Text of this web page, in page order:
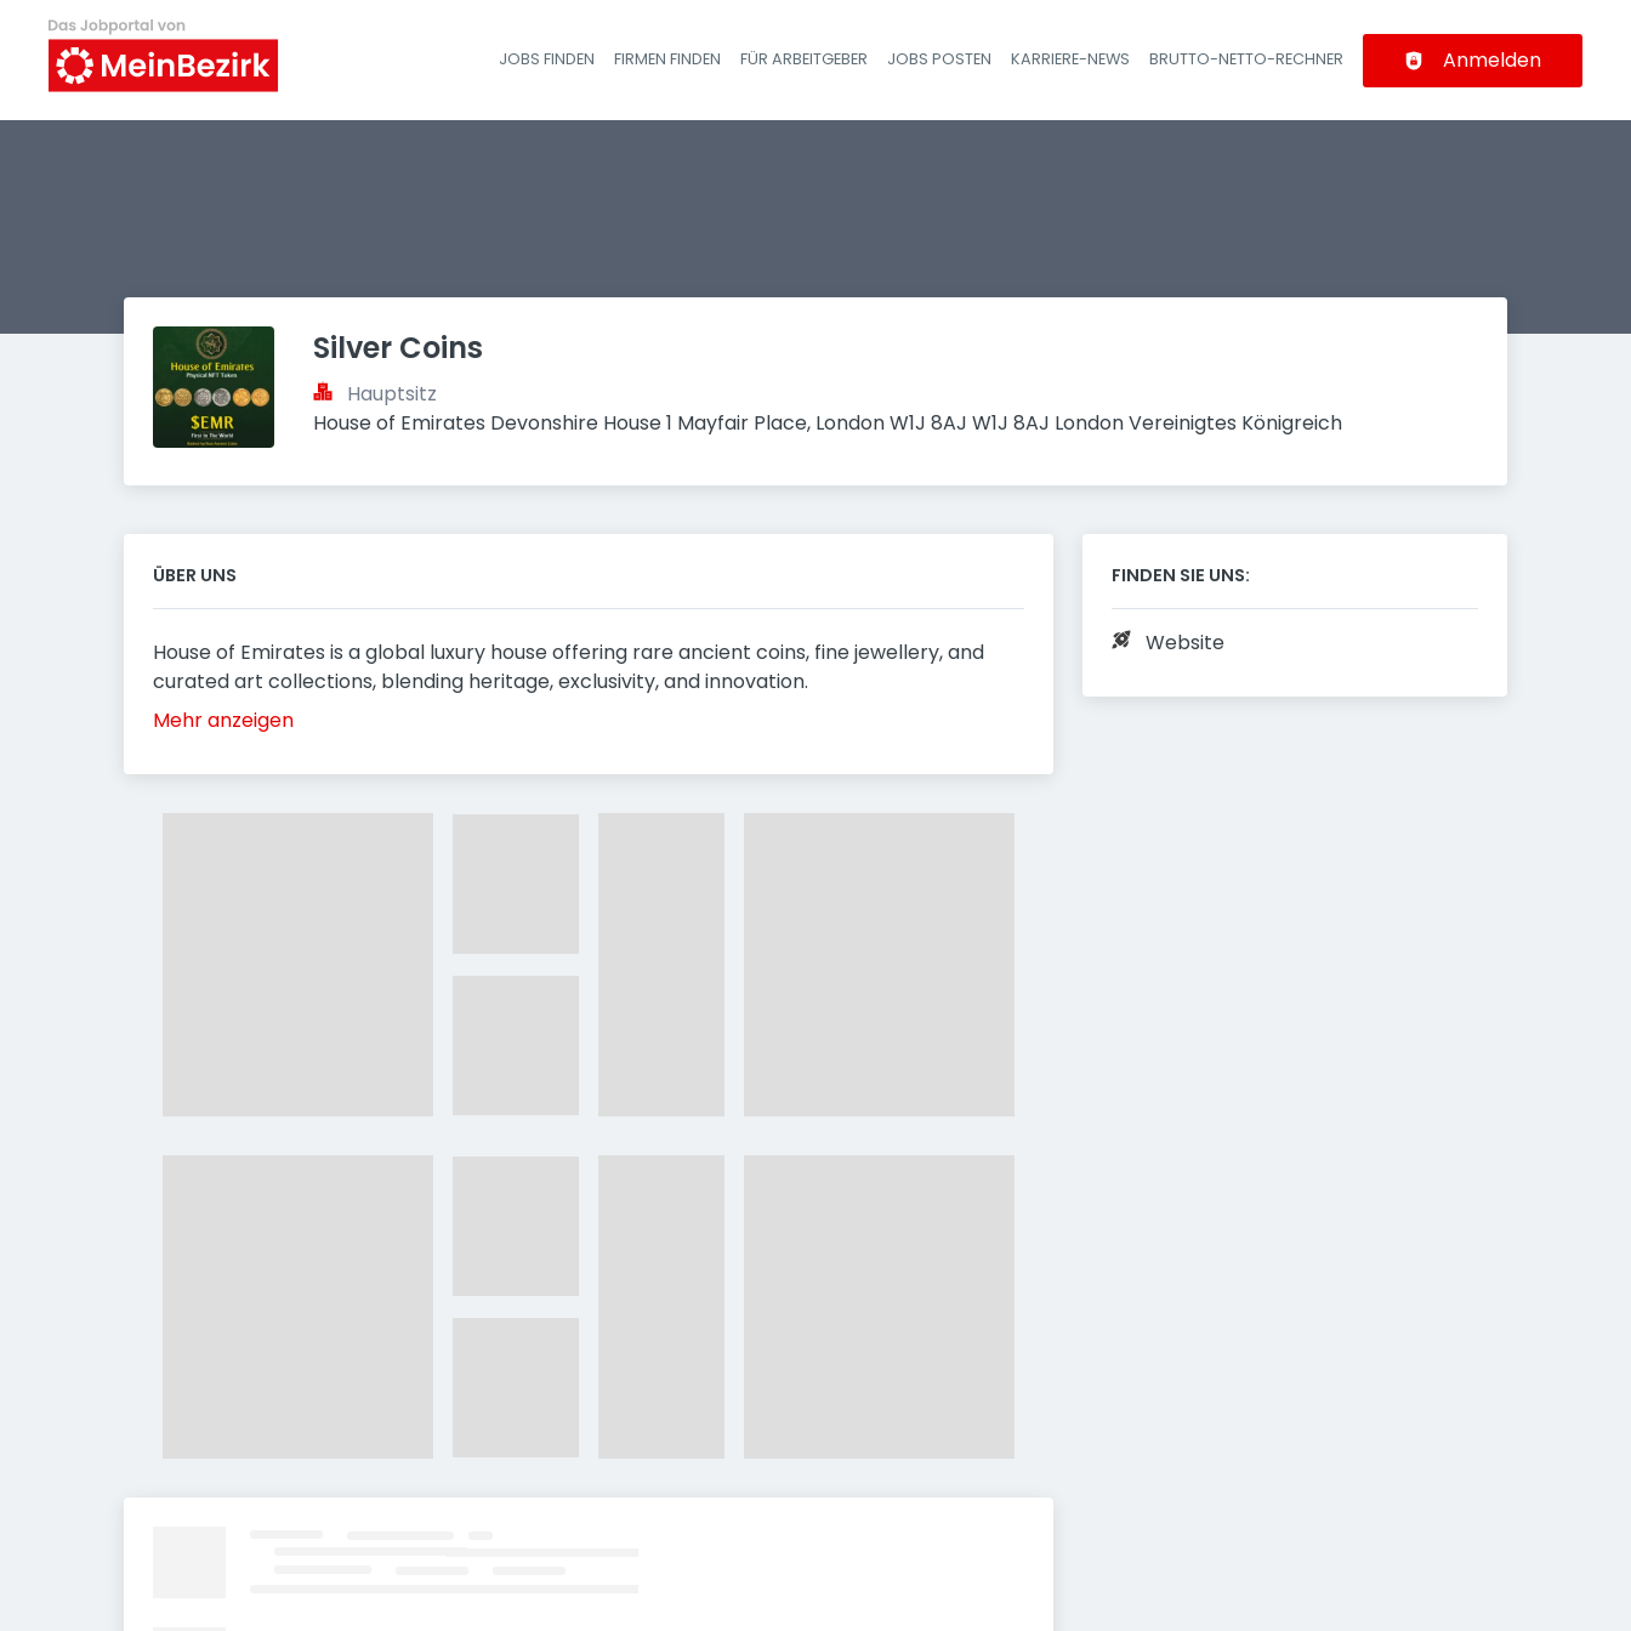
Haupt-Navigation
JOBS FINDEN FIRMEN FINDEN FÜR ARBEITGEBER JOBS POSTEN KARRIERE-NEWS BRUTTO-NETTO-RECHNER Anmelden
Silver Coins
Hauptsitz
House of Emirates Devonshire House 1 Mayfair Place, London W1J 8AJ W1J 8AJ London Vereinigtes Königreich
ÜBER UNS
House of Emirates is a global luxury house offering rare ancient coins, fine jewellery, and
curated art collections, blending heritage, exclusivity, and innovation.
Mehr anzeigen
FINDEN SIE UNS:
Website